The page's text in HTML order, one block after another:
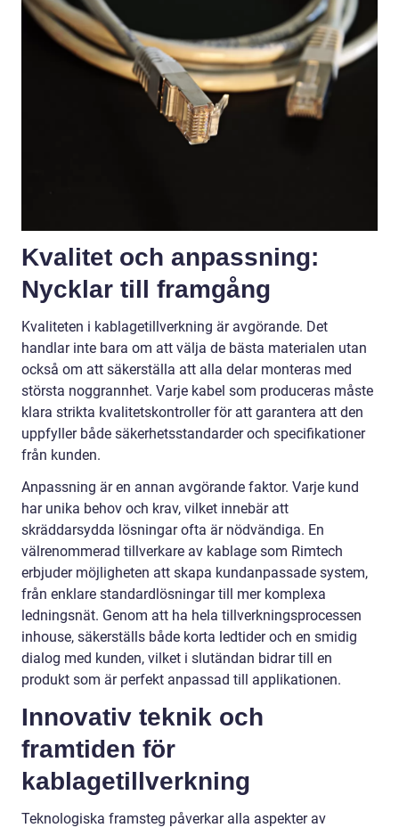
Kvalitet och anpassning:
Nycklar till framgång
Kvaliteten i kablagetillverkning är avgörande. Det
handlar inte bara om att välja de bästa materialen utan
också om att säkerställa att alla delar monteras med
största noggrannhet. Varje kabel som produceras måste
klara strikta kvalitetskontroller för att garantera att den
uppfyller både säkerhetsstandarder och specifikationer
från kunden.
Anpassning är en annan avgörande faktor. Varje kund
har unika behov och krav, vilket innebär att
skräddarsydda lösningar ofta är nödvändiga. En
välrenommerad tillverkare av kablage som Rimtech
erbjuder möjligheten att skapa kundanpassade system,
från enklare standardlösningar till mer komplexa
ledningsnät. Genom att ha hela tillverkningsprocessen
inhouse, säkerställs både korta ledtider och en smidig
dialog med kunden, vilket i slutändan bidrar till en
produkt som är perfekt anpassad till applikationen.
Innovativ teknik och
framtiden för
kablagetillverkning
Teknologiska framsteg påverkar alla aspekter av